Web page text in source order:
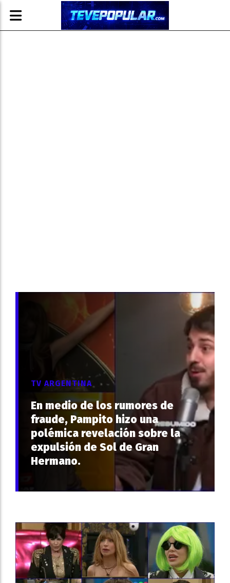
En medio de los rumores de
fraude, Pampito hizo una
polémica revelación sobre la
expulsión de Sol de Gran
Hermano.
TV ARGENTINA